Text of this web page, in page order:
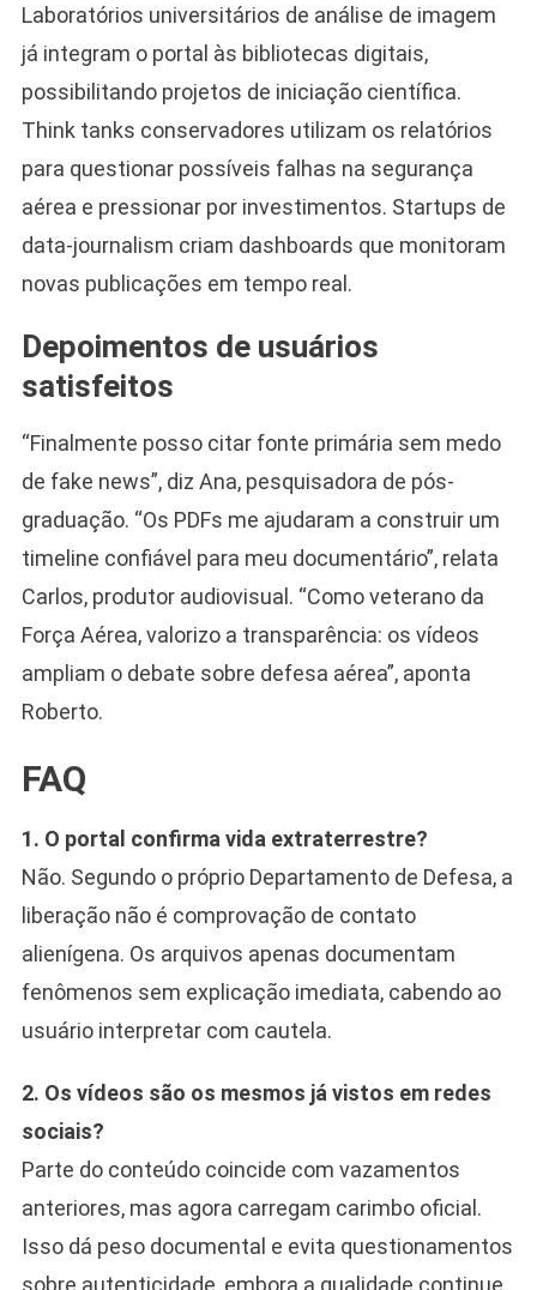
Laboratórios universitários de análise de imagem
já integram o portal às bibliotecas digitais,
possibilitando projetos de iniciação científica.
Think tanks conservadores utilizam os relatórios
para questionar possíveis falhas na segurança
aérea e pressionar por investimentos. Startups de
data-journalism criam dashboards que monitoram
novas publicações em tempo real.
Depoimentos de usuários
satisfeitos
“Finalmente posso citar fonte primária sem medo
de fake news”, diz Ana, pesquisadora de pós-
graduação. “Os PDFs me ajudaram a construir um
timeline confiável para meu documentário”, relata
Carlos, produtor audiovisual. “Como veterano da
Força Aérea, valorizo a transparência: os vídeos
ampliam o debate sobre defesa aérea”, aponta
Roberto.
FAQ
1. O portal confirma vida extraterrestre?
Não. Segundo o próprio Departamento de Defesa, a
liberação não é comprovação de contato
alienígena. Os arquivos apenas documentam
fenômenos sem explicação imediata, cabendo ao
usuário interpretar com cautela.
2. Os vídeos são os mesmos já vistos em redes
sociais?
Parte do conteúdo coincide com vazamentos
anteriores, mas agora carregam carimbo oficial.
Isso dá peso documental e evita questionamentos
sobre autenticidade, embora a qualidade continue